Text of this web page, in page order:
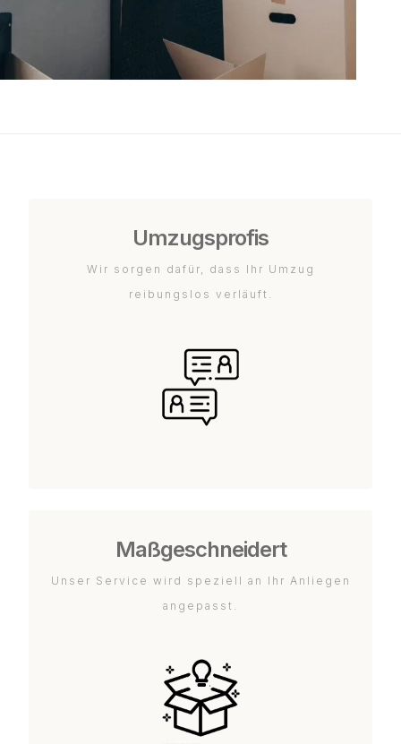
Umzugsprofis
Wir sorgen dafür, dass Ihr Umzug
reibungslos verläuft.
Maßgeschneidert
Unser Service wird speziell an Ihr Anliegen
angepasst.